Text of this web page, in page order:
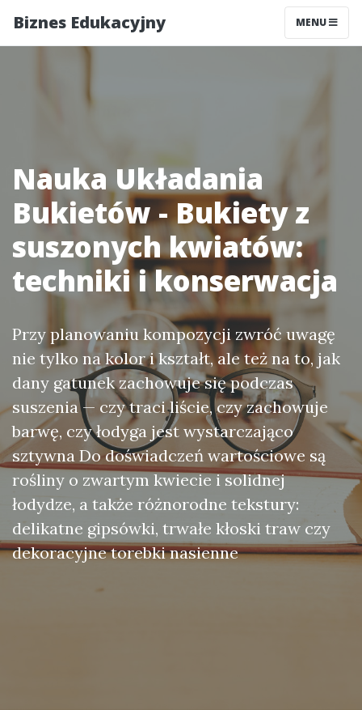
Biznes Edukacyjny MENU
Nauka Układania
Bukietów - Bukiety z
suszonych kwiatów:
techniki i konserwacja
Przy planowaniu kompozycji zwróć uwagę
nie tylko na kolor i kształt, ale też na to, jak
dany gatunek zachowuje się podczas
suszenia — czy traci liście, czy zachowuje
barwę, czy łodyga jest wystarczająco
sztywna Do doświadczeń wartościowe są
rośliny o zwartym kwiecie i solidnej
łodydze, a także różnorodne tekstury:
delikatne gipsówki, trwałe kłoski traw czy
dekoracyjne torebki nasienne